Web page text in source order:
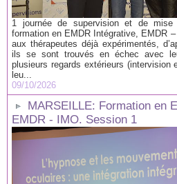
1 journée de supervision et de
formation en EMDR Intégrative, EMDR
aux thérapeutes déjà expérimentés,
ils se sont trouvés en échec avec
plusieurs regards extérieurs (intervision
leu...
09/10/2026
MARSEILLE: Formation en
EMDR - IMO. Session 1